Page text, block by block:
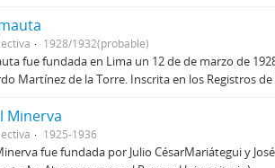
1928/1932(probable)
fue fundada en Lima un 12 de de marzo de
Martínez de la Torre. Inscrita en los Registros
Minerva
1925-1936
fue fundada por Julio CésarMariátegui y